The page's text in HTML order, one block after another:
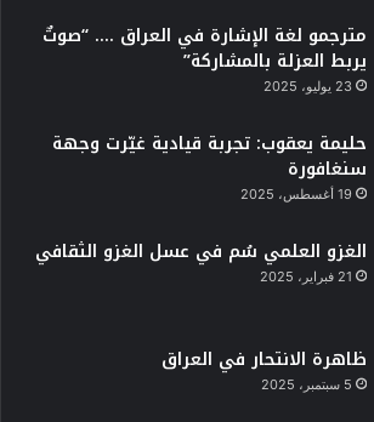
مترجمو لغة الإشارة في العراق …. “صوتٌ
يربط العزلة بالمشاركة”
23 يوليو، 2025
حليمة يعقوب: تجربة قيادية غيّرت وجهة
سنغافورة
19 أغسطس، 2025
الغزو العلمي سُم في عسل الغزو الثقافي
21 فبراير، 2025
ظاهرة الانتحار في العراق
5 سبتمبر، 2025